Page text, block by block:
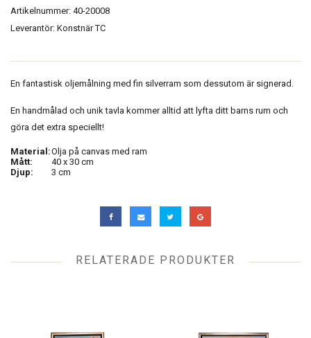
Artikelnummer: 40-20008
Leverantör: Konstnär TC
En fantastisk oljemålning med fin silverram som dessutom är signerad.
En handmålad och unik tavla kommer alltid att lyfta ditt barns rum och
göra det extra speciellt!
Material:Olja på canvas med ram
Mått:
40 x 30 cm
Djup:
3 cm
RELATERADE PRODUKTER